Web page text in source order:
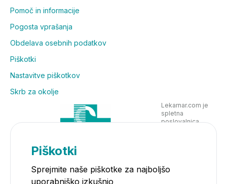
Pomoč in informacije
Pogosta vprašanja
Obdelava osebnih podatkov
Piškotki
Nastavitve piškotkov
Skrb za okolje
Lekarnar.com je
spletna
poslovalnica
Piškotki
Sprejmite naše piškotke za najboljšo
uporabniško izkušnjo